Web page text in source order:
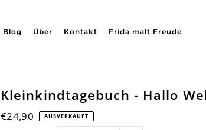
Blog Über Kontakt Frida malt Freude
Kleinkindtagebuch - Hallo
€24,90 AUSVERKAUFT